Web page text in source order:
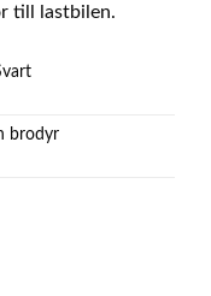
till lastbilen.
brodyr